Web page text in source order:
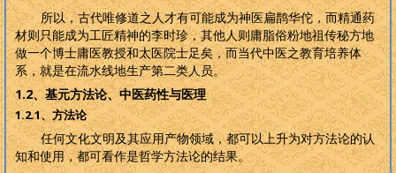
所以，古代唯修道之人才有可能成为神医扁鹊华佗，而精通药
材则只能成为工匠精神的李时珍，其他人则庸脂俗粉地祖传秘方地
做一个博士庸医教授和太医院士足矣，而当代中医之教育培养体
系，就是在流水线地生产第二类人员。
1.2、基元方法论、中医药性与医理
1.2.1、方法论
任何文化文明及其应用产物领域，都可以上升为对方法论的认
知和使用，都可看作是哲学方法论的结果。